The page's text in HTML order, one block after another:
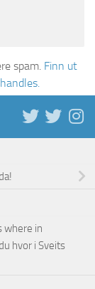
spam. Finn ut
where in
hvor i Sveits